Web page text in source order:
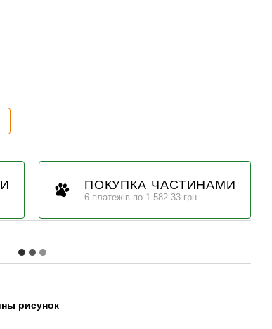
ПОКУПКА ЧАСТИНАМИ
6 платежів по 1 582.33 грн
рисунок